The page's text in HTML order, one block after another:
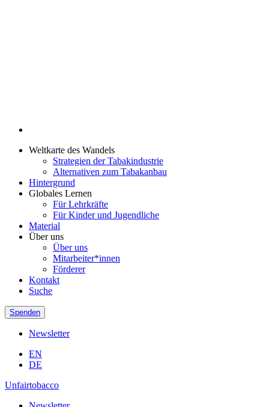
Weltkarte des Wandels
Strategien der Tabakindustrie
Alternativen zum Tabakanbau
Hintergrund
Globales Lernen
Für Lehrkräfte
Für Kinder und Jugendliche
Material
Über uns
Über uns
Mitarbeiter*innen
Förderer
Kontakt
Suche
Spenden
Newsletter
EN
DE
Unfairtobacco